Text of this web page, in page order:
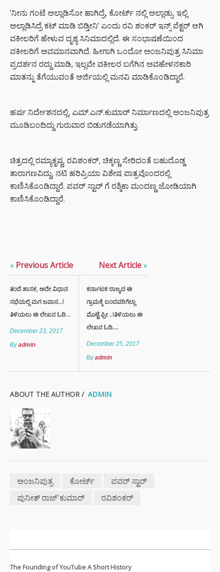
‘ನೀನು ಗಂಟೆ ಅಲ್ಲಾಡಿಸೋ ಹಾಗಿದ್ರೆ, ಕೋರ್ಟ್ ನಲ್ಲಿ ಅಲ್ಲಾಡ್ಸು. ಇಲ್ಲಿ
ಅಲ್ಲಾಡಿಸಿದ್ರೆ ಕಟ್ ಮಾಡಿ ಬಿಡ್ತೀನಿ’ ಎಂದು ರವಿ ಶಂಕರ್ ಇನ್ಸ್ ಪೆಕ್ಟರ್ ಆಗಿ
ವಕೀಲರಿಗೆ ಹೇಳುವ ದೃಶ್ಯ ಸಿನಿಮಾದಲ್ಲಿದೆ. ಈ ಸಂಭಾಷಣೆಯಿಂದ
ವಕೀಲರಿಗೆ ಅವಮಾನವಾಗಿದೆ. ಹೀಗಾಗಿ ಒಂದೋ ಅಂಜನಿಪುತ್ರ ಸಿನಿಮಾ
ಪ್ರದರ್ಶನ ರದ್ದು ಮಾಡಿ, ಇಲ್ಲವೇ ವಕೀಲರ ಬಗೆಗಿನ ಅವಹೇಳನಕಾರಿ
ಮಾತನ್ನು ತೆಗೆಯುವಂತೆ ಅರ್ಜಿಯಲ್ಲಿ ಮನವಿ ಮಾಡಿಕೊಂಡಿದ್ದಾರೆ.
ಹರ್ಷ ನಿರ್ದೇಶನದಲ್ಲಿ, ಎಮ್.ಎನ್.ಕುಮಾರ್ ನಿರ್ಮಾಣದಲ್ಲಿ ಅಂಜನಿಪುತ್ರ
ಮೂಡಿಬಂದಿದ್ದು ಗುರುವಾರ ಬಿಡುಗಡೆಯಾಗಿತ್ತು.
ಚಿತ್ರದಲ್ಲಿ ರಮ್ಯಾಕೃಷ್ಣ, ರವಿಶಂಕರ್, ಚಿಕ್ಕಣ್ಣ ಸೇರಿದಂತೆ ಬಹುದೊಡ್ಡ
ತಾರಾಗಣವಿದ್ದು, ನಟಿ ಹರಿಪ್ರಿಯಾ ವಿಶೇಷ ಪಾತ್ರವೊಂದರಲ್ಲಿ
ಕಾಣಿಸಿಕೊಂಡಿದ್ದಾರೆ. ಪವರ್ ಸ್ಟಾರ್ ಗೆ ರಶ್ಮಿಕಾ ಮಂದಣ್ಣ ಜೋಡಿಯಾಗಿ
ಕಾಣಿಸಿಕೊಂಡಿದ್ದಾರೆ.
« Previous Article
ತಂದೆ ಶಾಸಕ, ಅದೇ ವಿಧಾನ
ಸಭೆಯಲ್ಲಿ ಮಗ ಜವಾನ…!
ತಿಳಿಯಲು ಈ ಲೇಖನ ಓದಿ ..
December 23, 2017
Byadmin
Next Article»
ಕರ್ನಾಟಕ ರಾಜ್ಯದ ಈ
ಗ್ರಾಮಕ್ಕೆ ಬಂದವರಿಗೆಲ್ಲಾ
ಮೊಟ್ಟೆ ಫ್ರೀ ..!ತಿಳಿಯಲು ಈ
ಲೇಖನ ಓದಿ....
December 25, 2017
Byadmin
ABOUT THE AUTHOR / ADMIN
ಅಂಜನಿಪುತ್ರ ಕೋರ್ಟ್
ಪವರ್ ಸ್ಟಾರ್
ಪುನೀತ್ ರಾಜ್'ಕುಮಾರ್
ರವಿಶಂಕರ್
The Founding of YouTube A Short History